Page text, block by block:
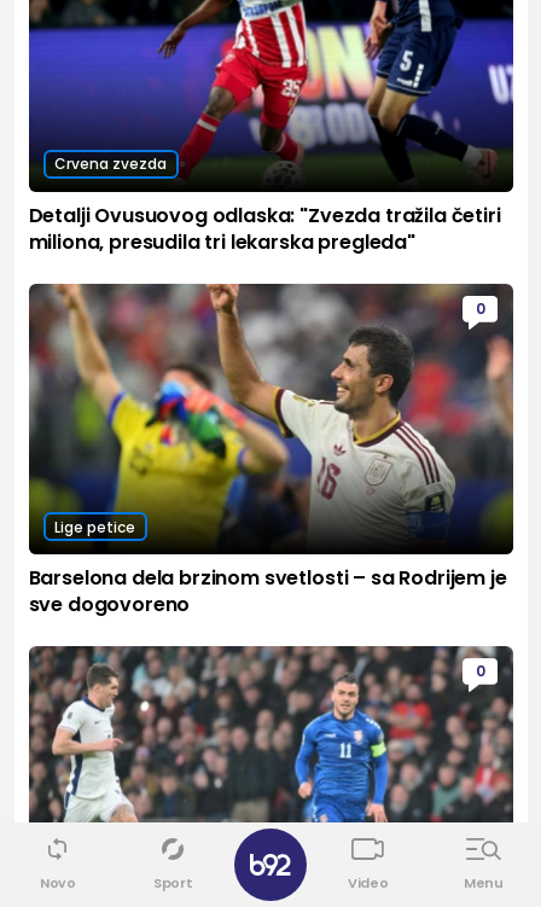
Crvena zvezda
Detalji Ovusuovog odlaska: "Zvezda tražila četiri
miliona, presudila tri lekarska pregleda"
0
Lige petice
Barselona dela brzinom svetlosti – sa Rodrijem je
sve dogovoreno
0
Fudbal
Novo Sport Video Menu
✕